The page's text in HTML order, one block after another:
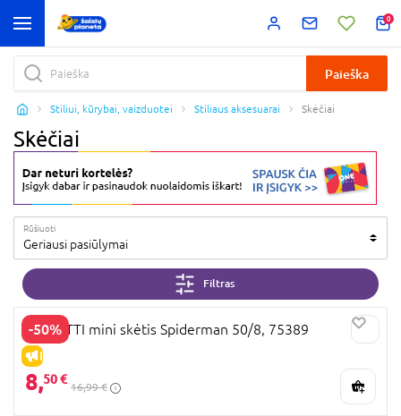
0
Paieška
Stiliui, kūrybai, vaizduotei Stiliaus aksesuarai Skėčiai
Skėčiai
Rūšiuoti
Geriausi pasiūlymai
Filtras
-50%
IŠPARDAVIMAS
PERLETTI mini skėtis Spiderman 50/8, 75389
8,50 €
16,99 €